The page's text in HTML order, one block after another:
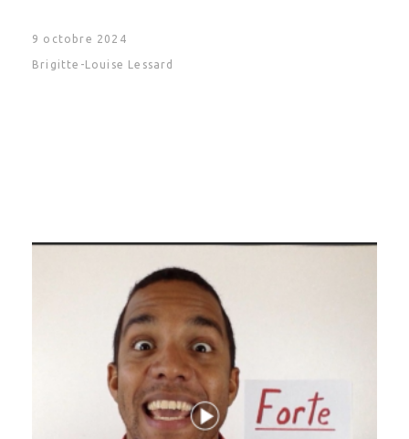
9 octobre 2024
Brigitte-Louise Lessard